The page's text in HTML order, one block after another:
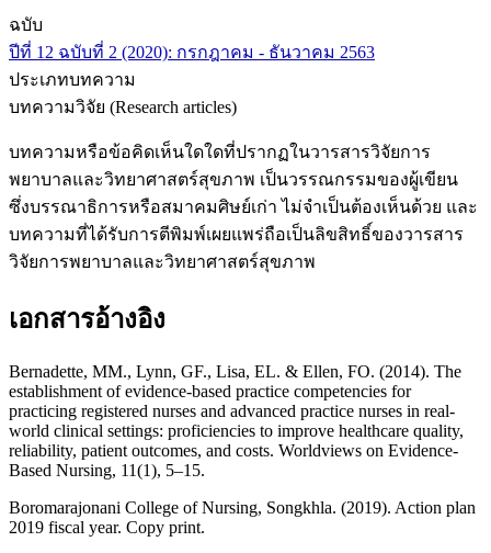
ฉบับ
ปีที่ 12 ฉบับที่ 2 (2020): กรกฎาคม - ธันวาคม 2563
ประเภทบทความ
บทความวิจัย (Research articles)
บทความหรือข้อคิดเห็นใดใดที่ปรากฏในวารสารวิจัยการ
พยาบาลและวิทยาศาสตร์สุขภาพ เป็นวรรณกรรมของผู้เขียน
ซึ่งบรรณาธิการหรือสมาคมศิษย์เก่า ไม่จำเป็นต้องเห็นด้วย และ
บทความที่ได้รับการตีพิมพ์เผยแพร่ถือเป็นลิขสิทธิ์ของวารสาร
วิจัยการพยาบาลและวิทยาศาสตร์สุขภาพ
เอกสารอ้างอิง
Bernadette, MM., Lynn, GF., Lisa, EL. & Ellen, FO. (2014). The
establishment of evidence-based practice competencies for
practicing registered nurses and advanced practice nurses in real-
world clinical settings: proficiencies to improve healthcare quality,
reliability, patient outcomes, and costs. Worldviews on Evidence-
Based Nursing, 11(1), 5–15.
Boromarajonani College of Nursing, Songkhla. (2019). Action plan
2019 fiscal year. Copy print.